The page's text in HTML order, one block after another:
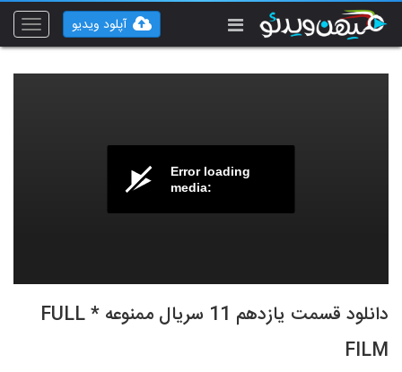
Toggle
آپلود ویدیو
Error loading
media:
دانلود قسمت یازدهم 11 سریال ممنوعه * FULL
FILM